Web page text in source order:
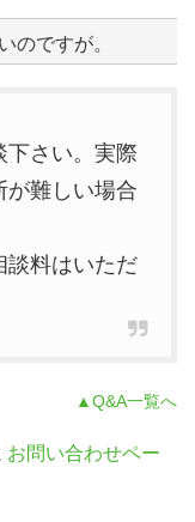
のですが。
下さい。実際
が難しい場合
談料はいただ
▲Q&A一覧へ
お問い合わせペー